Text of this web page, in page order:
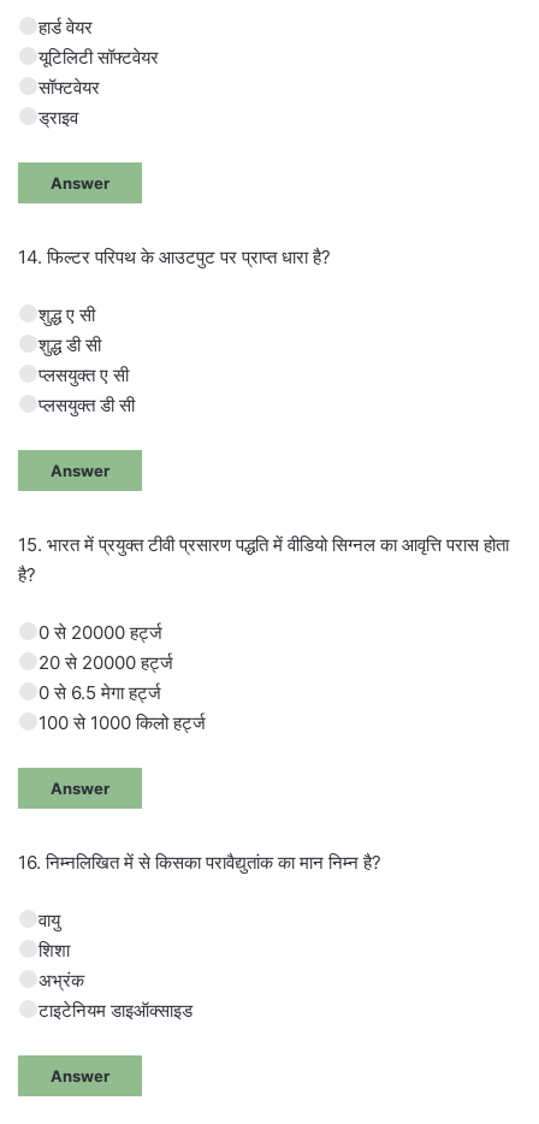
हार्ड वेयर
यूटिलिटी सॉफ्टवेयर
सॉफ्टवेयर
ड्राइव
Answer
14. फिल्टर परिपथ के आउटपुट पर प्राप्त धारा है?
शुद्ध ए सी
शुद्ध डी सी
प्लसयुक्त ए सी
प्लसयुक्त डी सी
Answer
15. भारत में प्रयुक्त टीवी प्रसारण पद्धति में वीडियो सिग्नल का आवृत्ति परास होता
है?
0 से 20000 हर्ट्ज
20 से 20000 हर्ट्ज
0 से 6.5 मेगा हर्ट्ज
100 से 1000 किलो हर्ट्ज
Answer
16. निम्नलिखित में से किसका परावैद्युतांक का मान निम्न है?
वायु
शिशा
अभ्रंक
टाइटेनियम डाइऑक्साइड
Answer